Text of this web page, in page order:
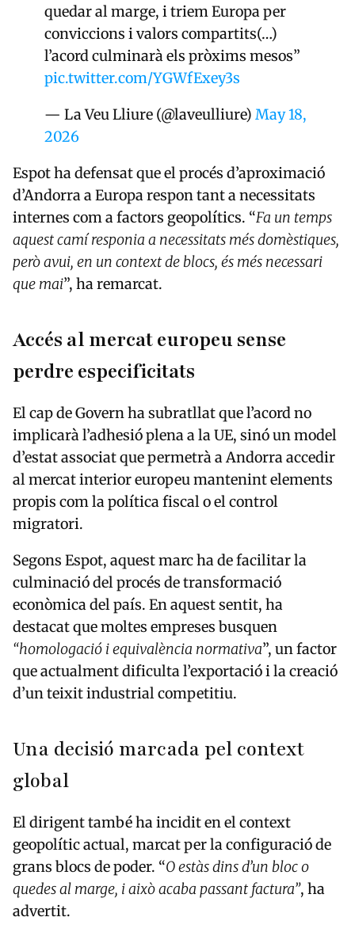
quedar al marge, i triem Europa per
conviccions i valors compartits(…)
l’acord culminarà els pròxims mesos”
pic.twitter.com/YGWfExey3s
— La Veu Lliure (@laveulliure) May 18,
2026
Espot ha defensat que el procés d’aproximació
d’Andorra a Europa respon tant a necessitats
internes com a factors geopolítics. “Fa un temps
aquest camí responia a necessitats més domèstiques,
però avui, en un context de blocs, és més necessari
que mai”, ha remarcat.
Accés al mercat europeu sense
perdre especificitats
El cap de Govern ha subratllat que l’acord no
implicarà l’adhesió plena a la UE, sinó un model
d’estat associat que permetrà a Andorra accedir
al mercat interior europeu mantenint elements
propis com la política fiscal o el control
migratori.
Segons Espot, aquest marc ha de facilitar la
culminació del procés de transformació
econòmica del país. En aquest sentit, ha
destacat que moltes empreses busquen
“homologació i equivalència normativa”, un factor
que actualment dificulta l’exportació i la creació
d’un teixit industrial competitiu.
Una decisió marcada pel context
global
El dirigent també ha incidit en el context
geopolític actual, marcat per la configuració de
grans blocs de poder. “O estàs dins d’un bloc o
quedes al marge, i això acaba passant factura”, ha
advertit.